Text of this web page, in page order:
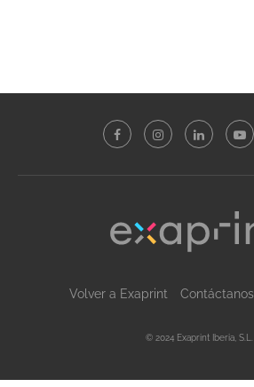
Volver a Exaprint Contáctanos
© 2024 Exaprint Iberia, S.L.